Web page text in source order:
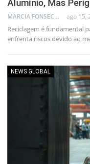
Alumínio, Mas
MARCIA FONSECA - FINANCIAL CONSULTANT ago 15,
Reciclagem é fundamental
enfrenta riscos devido ao
NEWS GLOBAL